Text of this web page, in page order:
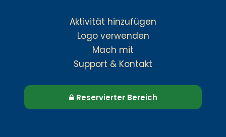
Aktivität hinzufügen
Logo verwenden
Mach mit
Support & Kontakt
Reservierter Bereich